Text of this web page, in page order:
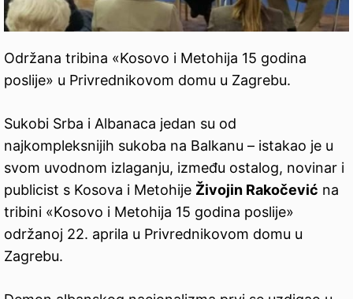
Održana tribina «Kosovo i Metohija 15 godina
poslije» u Privrednikovom domu u Zagrebu.
Sukobi Srba i Albanaca jedan su od
najkompleksnijih sukoba na Balkanu – istakao je u
svom uvodnom izlaganju, između ostalog, novinar i
publicist s Kosova i Metohije Živojin Rakočević na
tribini «Kosovo i Metohija 15 godina poslije»
održanoj 22. aprila u Privrednikovom domu u
Zagrebu.